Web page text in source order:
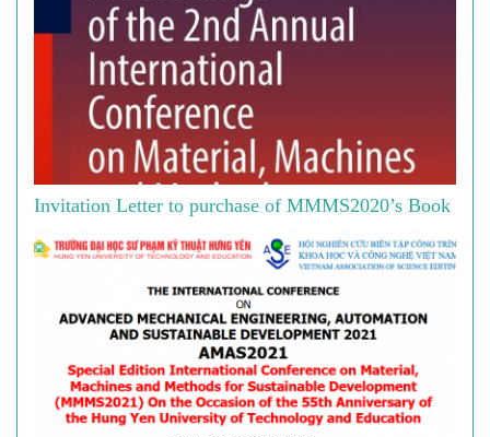
Invitation Letter to purchase of MMMS2020’s Book